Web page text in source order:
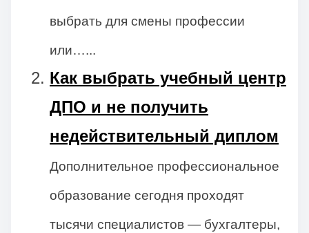
выбрать для смены профессии
или…...
Как выбрать учебный центр
ДПО и не получить
недействительный диплом
Дополнительное профессиональное
образование сегодня проходят
тысячи специалистов — бухгалтеры,